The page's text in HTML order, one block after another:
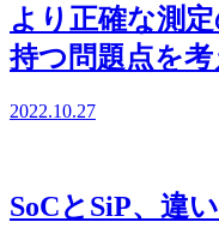
より正確な測
持つ問題点を
2022.10.27
SoCとSiP、違